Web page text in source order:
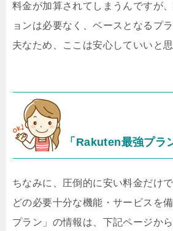
料金が加算されてしまうんですが
ョンは必要なく、ベースとなるプ
夫なため、ここは安心していいと思
「Rakuten最強プラ
ちなみに、圧倒的に安い料金だけ
どの必要十分な機能・サービスを
プラン」の情報は、下記ページか